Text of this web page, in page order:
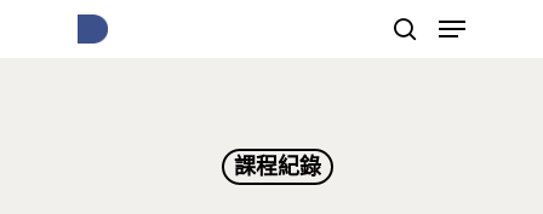
按下Enter開始搜尋，或Esc關閉跳窗
課程紀錄